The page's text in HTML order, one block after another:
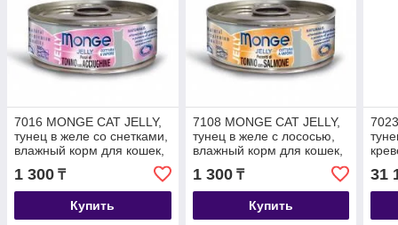
7016 MONGE CAT JELLY,
тунец в желе со снетками,
влажный корм для кошек,
баночка 80 гр.
1 300 ₸
Купить
7108 MONGE CAT JELLY,
тунец в желе с лососью,
влажный корм для кошек,
баночка 80 гр.
1 300₸
Купить
гр.
31